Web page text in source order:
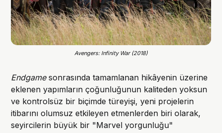
Avengers: Infinity War (2018)
Endgamesonrasında tamamlanan hikâyenin üzerine
eklenen yapımların çoğunluğunun kaliteden yoksun
ve kontrolsüz bir biçimde türeyişi, yeni projelerin
itibarını olumsuz etkileyen etmenlerden biri olarak,
seyircilerin büyük bir "Marvel yorgunluğu"